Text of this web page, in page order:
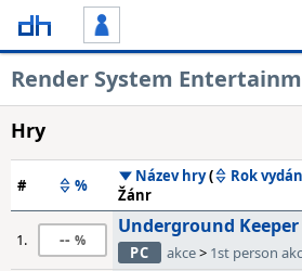
Render System
Hry
# % Název hry( Rok
Žánr
1. --
Underground
PC
akce> 1st person